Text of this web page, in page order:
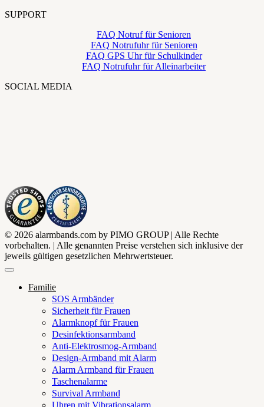
SUPPORT
FAQ Notruf für Senioren
FAQ Notrufuhr für Senioren
FAQ GPS Uhr für Schulkinder
FAQ Notrufuhr für Alleinarbeiter
SOCIAL MEDIA
© 2026 alarmbands.com by PIMO GROUP | Alle Rechte
vorbehalten. | Alle genannten Preise verstehen sich inklusive der
jeweils gültigen gesetzlichen Mehrwertsteuer.
Familie
SOS Armbänder
Sicherheit für Frauen
Alarmknopf für Frauen
Desinfektionsarmband
Anti-Elektrosmog-Armband
Design-Armband mit Alarm
Alarm Armband für Frauen
Taschenalarme
Survival Armband
Uhren mit Vibrationsalarm